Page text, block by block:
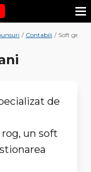
/ Contabili / Soft
de
un soft